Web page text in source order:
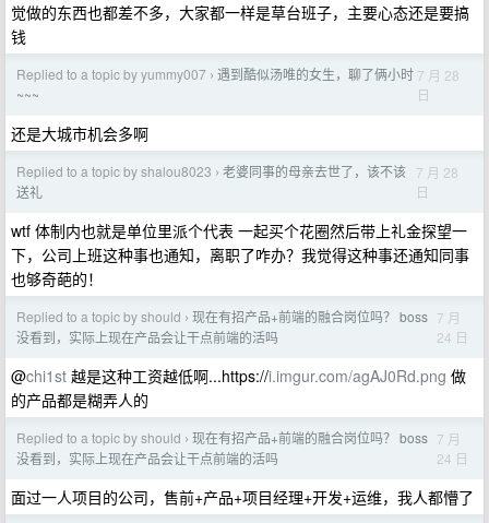
觉做的东西也都差不多，大家都一样是草台班子，主要心态还是要搞
钱
Replied to a topic by yummy007 › 遇到酷似汤唯的女生，聊了俩小时
~~~
7 月 28
日
还是大城市机会多啊
Replied to a topic by shalou8023 › 老婆同事的母亲去世了，该不该
送礼
7 月 28
日
wtf 体制内也就是单位里派个代表 一起买个花圈然后带上礼金探望一
下，公司上班这种事也通知，离职了咋办？我觉得这种事还通知同事
也够奇葩的！
Replied to a topic by should › 现在有招产品+前端的融合岗位吗？ boss
没看到，实际上现在产品会让干点前端的活吗
7 月
24 日
@chi1st 越是这种工资越低啊...https://i.imgur.com/agAJ0Rd.png 做
的产品都是糊弄人的
Replied to a topic by should › 现在有招产品+前端的融合岗位吗？ boss
没看到，实际上现在产品会让干点前端的活吗
7 月
24 日
面过一人项目的公司，售前+产品+项目经理+开发+运维，我人都懵了